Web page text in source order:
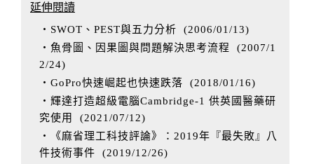
延伸閱讀
‧SWOT、PEST與五力分析 (2006/01/13)
‧魚骨圖、因果圖與問題解決思考流程
(2007/1
2/24)
‧GoPro快速崛起也快速跌落 (2018/01/16)
‧輝達打造超級電腦Cambridge-1 供英國醫藥研
究使用
(2021/07/12)
‧《麻省理工科技評論》：2019年『最失敗』八
件技術事件 (2019/12/26)